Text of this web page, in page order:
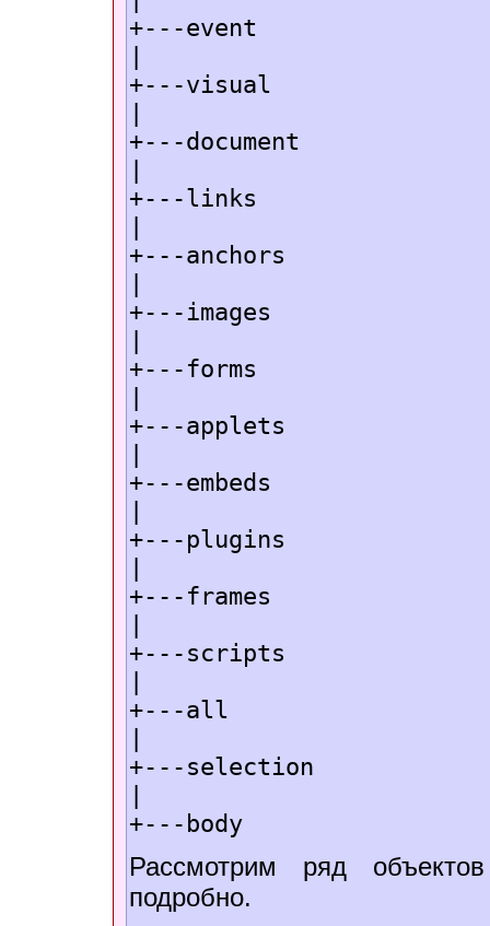
+---event
|
+---visual
|
+---document
|
+---links
|
+---anchors
|
+---images
|
+---forms
|
+---applets
|
+---embeds
|
+---plugins
|
+---frames
|
+---scripts
|
+---all
|
+---selection
|
+---body
Рассмотрим ряд
подробно.